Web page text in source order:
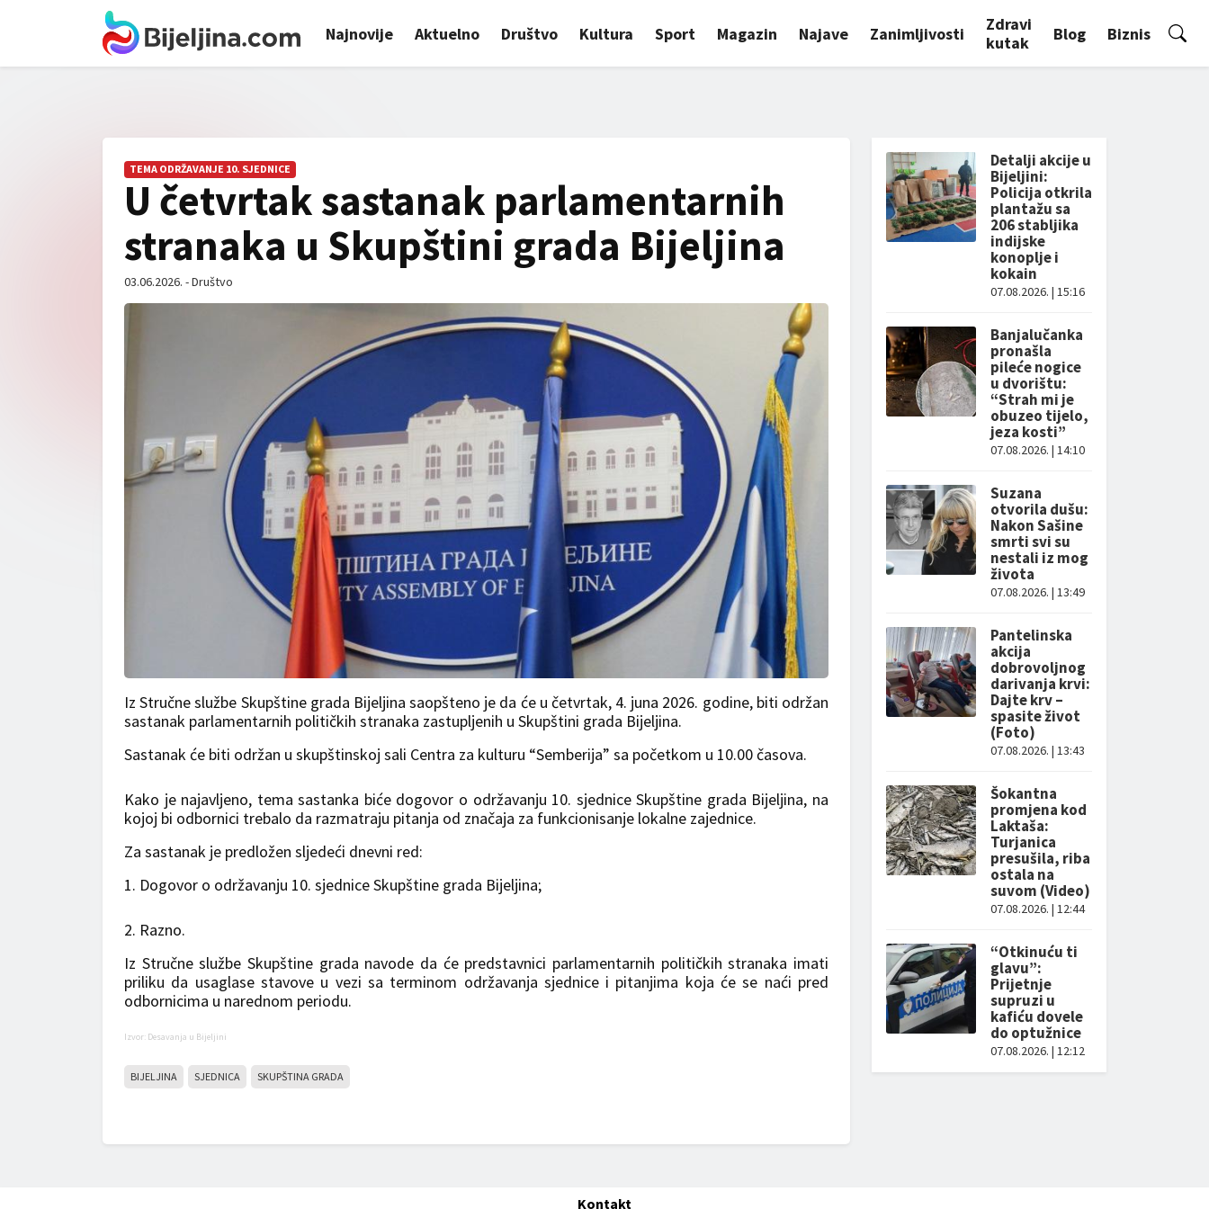
Najnovije Aktuelno Društvo Kultura Sport Magazin Najave Zanimljivosti
Zdravi
kutak
Blog Biznis
TEMA ODRŽAVANJE 10. SJEDNICE
U četvrtak sastanak parlamentarnih
stranaka u Skupštini grada Bijeljina
03.06.2026. - Društvo
Iz Stručne službe Skupštine grada Bijeljina saopšteno je da će u četvrtak, 4. juna 2026. godine, biti održan
sastanak parlamentarnih političkih stranaka zastupljenih u Skupštini grada Bijeljina.
Sastanak će biti održan u skupštinskoj sali Centra za kulturu “Semberija” sa početkom u 10.00 časova.
Kako je najavljeno, tema sastanka biće dogovor o održavanju 10. sjednice Skupštine grada Bijeljina, na
kojoj bi odbornici trebalo da razmatraju pitanja od značaja za funkcionisanje lokalne zajednice.
Za sastanak je predložen sljedeći dnevni red:
1. Dogovor o održavanju 10. sjednice Skupštine grada Bijeljina;
2. Razno.
Iz Stručne službe Skupštine grada navode da će predstavnici parlamentarnih političkih stranaka imati
priliku da usaglase stavove u vezi sa terminom održavanja sjednice i pitanjima koja će se naći pred
odbornicima u narednom periodu.
Izvor: Desavanja u Bijeljini
BIJELJINA SJEDNICA SKUPŠTINA GRADA
Detalji akcije u
Bijeljini:
Policija otkrila
plantažu sa
206 stabljika
indijske
konoplje i
kokain
07.08.2026. | 15:16
Banjalučanka
pronašla
pileće nogice
u dvorištu:
“Strah mi je
obuzeo tijelo,
jeza kosti”
07.08.2026. | 14:10
Suzana
otvorila dušu:
Nakon Sašine
smrti svi su
nestali iz mog
života
07.08.2026. | 13:49
Pantelinska
akcija
dobrovoljnog
darivanja krvi:
Dajte krv –
spasite život
(Foto)
07.08.2026. | 13:43
Šokantna
promjena kod
Laktaša:
Turjanica
presušila, riba
ostala na
suvom (Video)
07.08.2026. | 12:44
“Otkinuću ti
glavu”:
Prijetnje
supruzi u
kafiću dovele
do optužnice
07.08.2026. | 12:12
Kontakt